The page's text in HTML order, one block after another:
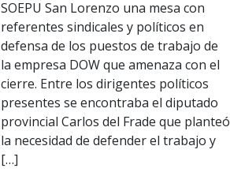
SOEPU San Lorenzo una mesa con
referentes sindicales y políticos en
defensa de los puestos de trabajo de
la empresa DOW que amenaza con el
cierre. Entre los dirigentes políticos
presentes se encontraba el diputado
provincial Carlos del Frade que planteó
la necesidad de defender el trabajo y
[…]